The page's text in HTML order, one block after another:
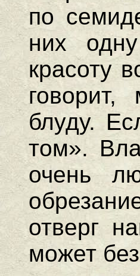
по
них
красоту
блуду.
том».
очень
отверг
может